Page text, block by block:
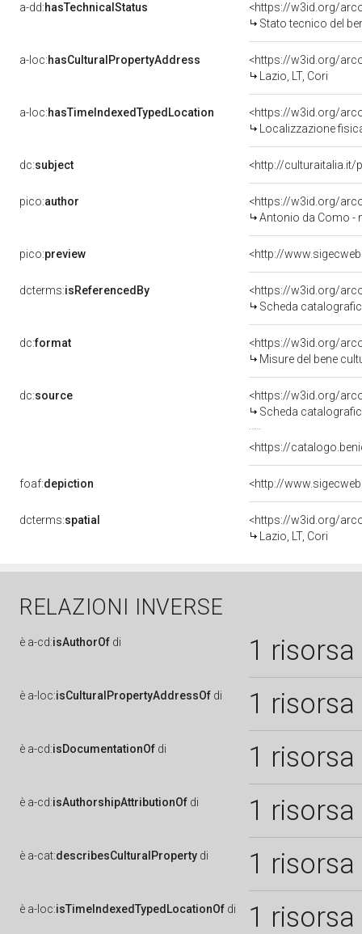
a-dd:hasTechnicalStatus
<https://w3id.org/
Stato tecnico del
a-loc:hasCulturalPropertyAddress
<https://w3id.org/
Lazio, LT, Cori
a-loc:hasTimeIndexedTypedLocation
<https://w3id.org/
Localizzazione
dc:subject <http://culturaitalia.it/
pico:author
<https://w3id.org/
Antonio da Como -
pico:preview
dcterms:isReferencedBy
<https://w3id.org/
Scheda
dc:format
<https://w3id.org/
Misure del bene
dc:source
<https://w3id.org/
Scheda
<https://
foaf:depiction
dcterms:spatial
<https://w3id.org/
Lazio, LT, Cori
RELAZIONI INVERSE
è a-cd:isAuthorOf di 1 risorsa
è a-loc:isCulturalPropertyAddressOf di 1 risorsa
è a-cd:isDocumentationOf di 1 risorsa
è a-cd:isAuthorshipAttributionOf di 1 risorsa
è a-cat:describesCulturalProperty di 1 risorsa
è a-loc:isTimeIndexedTypedLocationOf di 1 risorsa